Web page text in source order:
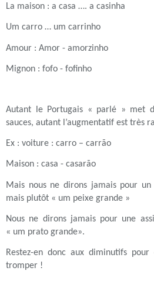
La maison : a casa …. a casinha
Um carro … um carrinho
Amour : Amor - amorzinho
Mignon : fofo - fofinho
Autant le Portugais « parlé » met
sauces, autant l’augmentatif est très
Ex : voiture : carro – carrão
Maison : casa - casarão
Mais nous ne dirons jamais pour
mais plutôt « um peixe grande »
Nous ne dirons jamais pour une
« um prato grande».
Restez-en donc aux diminutifs
tromper !